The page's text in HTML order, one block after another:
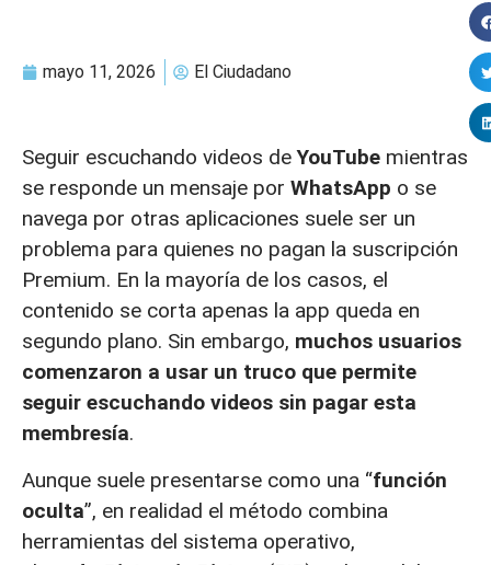
mayo 11, 2026 El Ciudadano
Seguir escuchando videos de YouTube mientras
se responde un mensaje por WhatsApp o se
navega por otras aplicaciones suele ser un
problema para quienes no pagan la suscripción
Premium. En la mayoría de los casos, el
contenido se corta apenas la app queda en
segundo plano. Sin embargo, muchos usuarios
comenzaron a usar un truco que permite
seguir escuchando videos sin pagar esta
membresía.
Aunque suele presentarse como una “función
oculta”, en realidad el método combina
herramientas del sistema operativo,